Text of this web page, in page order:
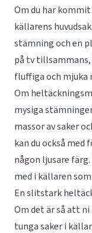
Om du har
källarens
stämning och en
på tv
fluffiga och mjuka
Om
mysiga
massor av saker
kan du också
någon ljusare
med i källaren
En slitstark
Om det är så att
tunga saker i